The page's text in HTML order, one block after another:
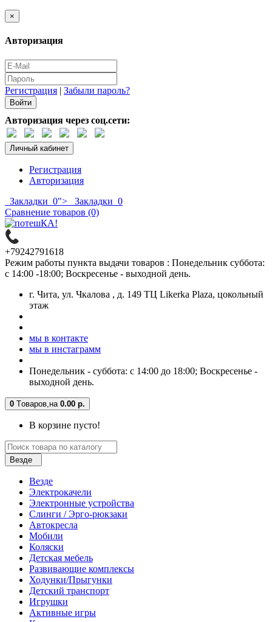
×
Авторизация
Регистрация | Забыли пароль?
Авторизация через соц.сети:
Личный кабинет
Регистрация
Авторизация
Закладки 0"> Закладки 0
Сравнение товаров (0)
+79242791618
Режим работы пункта выдачи товаров : Понедельник суббота:
с 14:00 -18:00; Воскресенье - выходной день.
г. Чита, ул. Чкалова , д. 149 ТЦ Likerka Plaza, цокольный
этаж
мы в контакте
мы в инстаграмм
Понедельник - суббота: с 14:00 до 18:00; Воскресенье -
выходной день.
0 Tоваров, на 0.00 р.
В корзине пусто!
Везде
Везде
Электрокачели
Электронные устройства
Слинги / Эрго-рюкзаки
Автокресла
Мобили
Коляски
Детская мебель
Развивающие комплексы
Ходунки/Прыгунки
Детский транспорт
Игрушки
Активные игры